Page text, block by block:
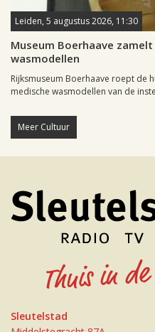
Leiden, 5 augustus 2026, 11:30
Museum Boerhaave
wasmodellen
Rijksmuseum Boerhaave roept de
medische wasmodellen van de
Meer Cultuur
Sleutelstad